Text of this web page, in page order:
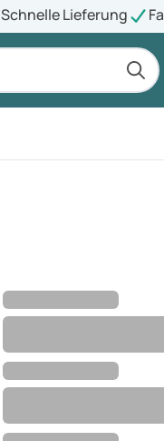
Schnelle Lieferung